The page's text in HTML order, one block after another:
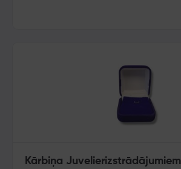
Kārbiņa Juvelierizstrādājumiem